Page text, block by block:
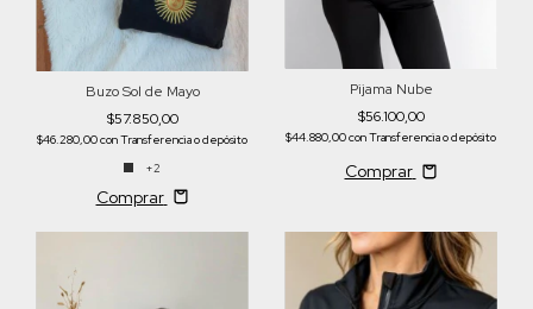
Buzo Sol de Mayo
$57.850,00
$46.280,00conTransferencia o depósito
+2
Comprar
Pijama Nube
$56.100,00
$44.880,00conTransferencia o depósito
Comprar